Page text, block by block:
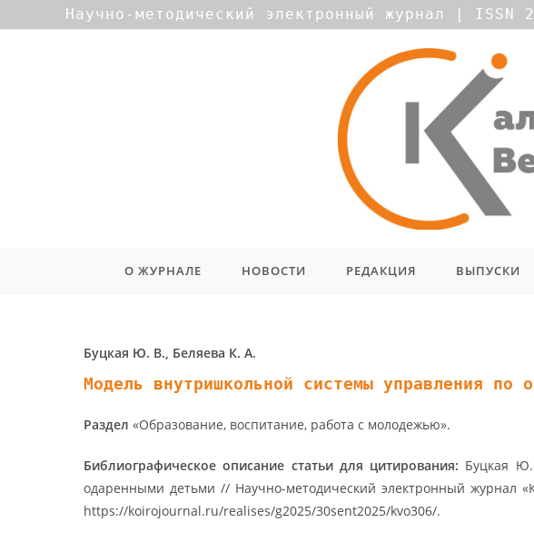
Научно-методический электронный журнал | ISSN
О ЖУРНАЛЕ НОВОСТИ РЕДАКЦИЯ ВЫПУСКИ
Буцкая Ю. В., Беляева К. А.
Модель внутришкольной системы управления по
Раздел «Образование, воспитание, работа с молодежью».
Библиографическое описание статьи для цитирования: Буцкая
одаренными детьми // Научно-методический электронный
https://koirojournal.ru/realises/g2025/30sent2025/kvo306/.